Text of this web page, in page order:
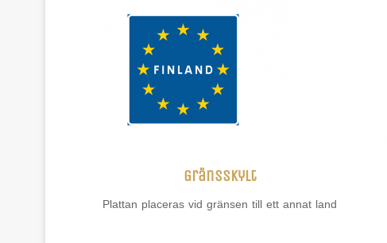
Gränsskylt
Plattan placeras vid gränsen till ett annat land